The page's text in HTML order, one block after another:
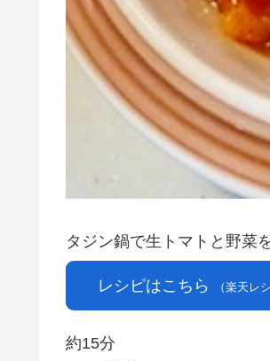
タジン鍋で生トマトと野菜
レシピはこちら （楽天レ
約15分